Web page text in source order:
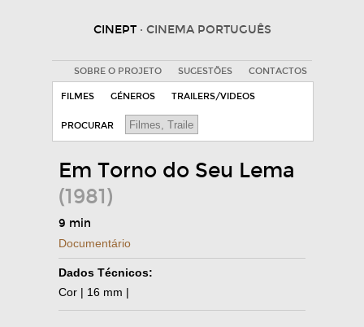
CINEPT · CINEMA PORTUGUÊS
SOBRE O PROJETO SUGESTÕES CONTACTOS
FILMES GÉNEROS TRAILERS/VIDEOS
PROCURAR
Em Torno do Seu Lema
(1981)
9 min
Documentário
Dados Técnicos:
Cor | 16 mm |